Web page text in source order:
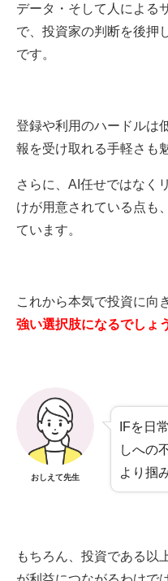
データ・そして人による
で、投資家の判断を後押
です。
登録や利用のハードルは
報を受け取れる手軽さも
さらに、AI任せではなく
けが用意されている点も
ています。
これから本気で投資に向
強い選択肢になるでしょ
おしえて先生
IFを日
しへの
より掴
もちろん、投資である以
が利益につながるわけで